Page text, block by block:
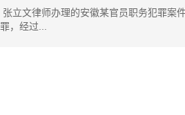
张立文律师办理的安徽某官员职务犯罪案
罪，经过...